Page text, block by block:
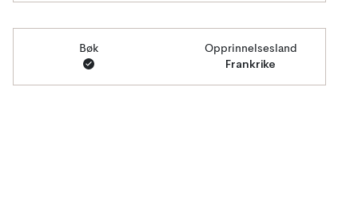
Bøk Opprinnelsesland
Frankrike